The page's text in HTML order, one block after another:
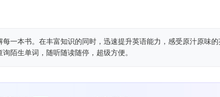
一本书。在丰富知识的同时，迅速提升英语能力，感受原汁原味
陌生单词，随听随读随停，超级方便。